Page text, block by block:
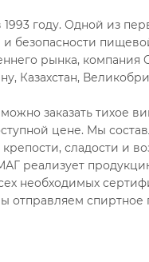
1993 году. Одной из
безопасности
рынка,
Казахстан,
заказать тихое
цене. Мы
сладости и
реализует
необходимых
отправляем